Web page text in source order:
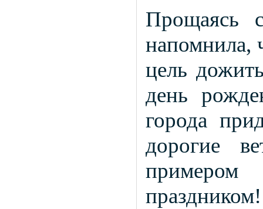
Прощаясь
напомнила,
цель
день
города
дорогие
праздником!